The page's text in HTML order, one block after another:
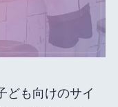
ども向けのサイ